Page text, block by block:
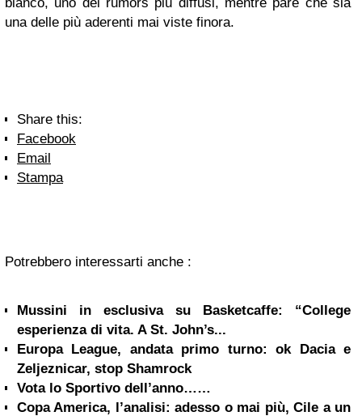
una delle più aderenti mai viste finora.
Share this:
Facebook
Email
Stampa
Potrebbero interessarti anche :
Mussini in esclusiva su Basketcaffe: “College
esperienza di vita. A St. John’s...
Europa League, andata primo turno: ok Dacia e
Zeljeznicar, stop Shamrock
Vota lo Sportivo dell’anno……
Copa America, l’analisi: adesso o mai più, Cile a un